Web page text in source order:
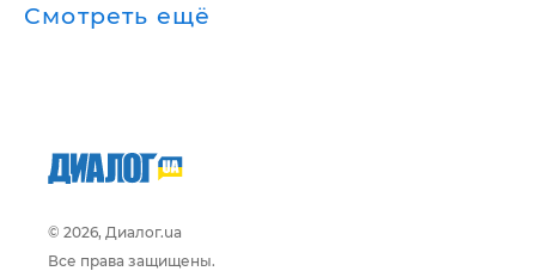
Смотреть ещё
© 2026, Диалог.ua
Все права защищены.